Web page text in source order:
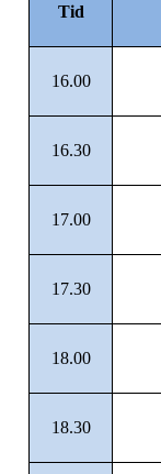
Tid
16.00
16.30
17.00
17.30
18.00
18.30